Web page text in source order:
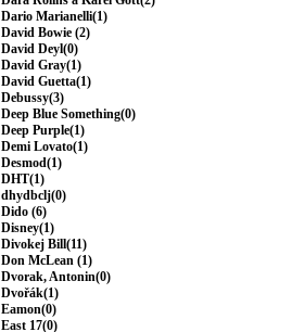
Dario Marianelli(1)
David Bowie (2)
David Deyl(0)
David Gray(1)
David Guetta(1)
Debussy(3)
Deep Blue Something(0)
Deep Purple(1)
Demi Lovato(1)
Desmod(1)
DHT(1)
dhydbclj(0)
Dido (6)
Disney(1)
Divokej Bill(11)
Don McLean (1)
Dvorak, Antonin(0)
Dvořák(1)
Eamon(0)
East 17(0)